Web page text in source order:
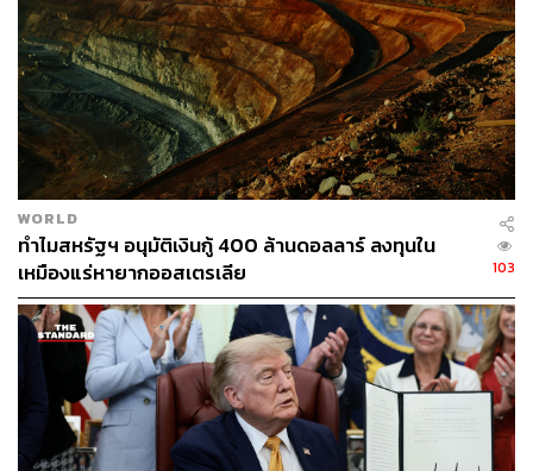
TAGS: Donald Trump USA ภาษี
กระทรวงพาณิชย์
สินค้าไทย
ศุภจี สุธรรมพันธุ์
411
ABOUT THE AUTHOR
เสาวลักษณ์ เขตสูงเนิน
Content Creator THE STANDARD WEALTH
WORLD
ทำไมสหรัฐฯ อนุมัติเงินกู้ 400 ล้านดอลลาร์ ลงทุนใน
เหมืองแร่หายากออสเตรเลีย
103